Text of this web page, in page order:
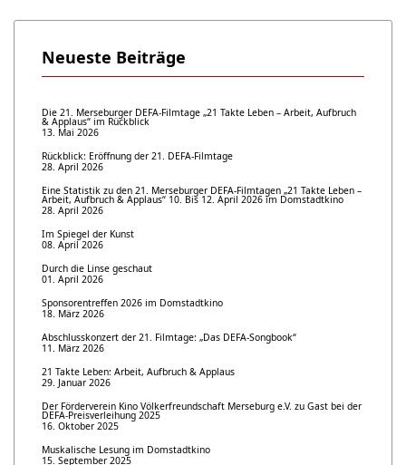
Neueste Beiträge
Die 21. Merseburger DEFA-Filmtage „21 Takte Leben – Arbeit, Aufbruch
& Applaus“ im Rückblick
13. Mai 2026
Rückblick: Eröffnung der 21. DEFA-Filmtage
28. April 2026
Eine Statistik zu den 21. Merseburger DEFA-Filmtagen „21 Takte Leben –
Arbeit, Aufbruch & Applaus“ 10. Bis 12. April 2026 im Domstadtkino
28. April 2026
Im Spiegel der Kunst
08. April 2026
Durch die Linse geschaut
01. April 2026
Sponsorentreffen 2026 im Domstadtkino
18. März 2026
Abschlusskonzert der 21. Filmtage: „Das DEFA-Songbook“
11. März 2026
21 Takte Leben: Arbeit, Aufbruch & Applaus
29. Januar 2026
Der Förderverein Kino Völkerfreundschaft Merseburg e.V. zu Gast bei der
DEFA-Preisverleihung 2025
16. Oktober 2025
Muskalische Lesung im Domstadtkino
15. September 2025